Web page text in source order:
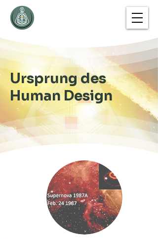
Ursprung des
Human Design